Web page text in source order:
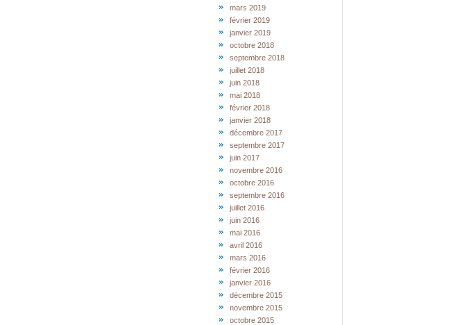
mars 2019
février 2019
janvier 2019
octobre 2018
septembre 2018
juillet 2018
juin 2018
mai 2018
février 2018
janvier 2018
décembre 2017
septembre 2017
juin 2017
novembre 2016
octobre 2016
septembre 2016
juillet 2016
juin 2016
mai 2016
avril 2016
mars 2016
février 2016
janvier 2016
décembre 2015
novembre 2015
octobre 2015